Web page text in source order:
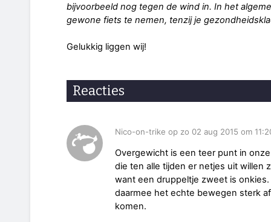
bijvoorbeeld nog tegen de wind in. In het
gewone fiets te nemen, tenzij je
Gelukkig liggen wij!
Reacties
Nico-on-trike op zo 02 aug 2015 om
Overgewicht is een teer punt in
die ten alle tijden er netjes uit willen
want een druppeltje zweet is
daarmee het echte bewegen sterk
komen.